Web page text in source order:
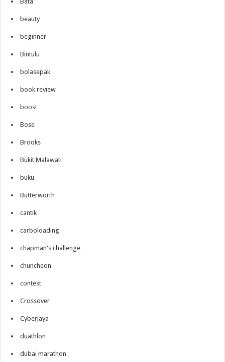
beauty
beginner
Bintulu
bolasepak
book review
boost
Bose
Brooks
Bukit Malawati
buku
Butterworth
cantik
carboloading
chapman's challenge
chuncheon
contest
Crossover
Cyberjaya
duathlon
dubai marathon